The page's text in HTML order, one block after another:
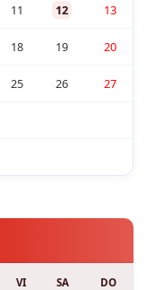
11 12 13
18 19 20
25 26 27
VI SA DO